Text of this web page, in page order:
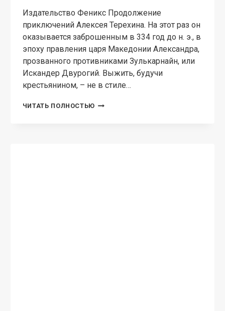
Издательство Феникс Продолжение
приключений Алексея Терехина. На этот раз он
оказывается заброшенным в 334 год до н. э., в
эпоху правления царя Македонии Александра,
прозванного противниками Зулькарнайн, или
Искандер Двурогий. Выжить, будучи
крестьянином, – не в стиле…
ЧИТАТЬ ПОЛНОСТЬЮ ДВУРОГИЙ